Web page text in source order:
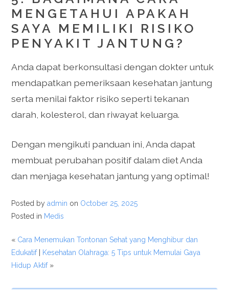
MENGETAHUI APAKAH
SAYA MEMILIKI RISIKO
PENYAKIT JANTUNG?
Anda dapat berkonsultasi dengan dokter untuk
mendapatkan pemeriksaan kesehatan jantung
serta menilai faktor risiko seperti tekanan
darah, kolesterol, dan riwayat keluarga.
Dengan mengikuti panduan ini, Anda dapat
membuat perubahan positif dalam diet Anda
dan menjaga kesehatan jantung yang optimal!
Posted byadmin on October 25, 2025
Posted in Medis
« Cara Menemukan Tontonan Sehat yang Menghibur dan
Edukatif|
Kesehatan Olahraga: 5 Tips untuk Memulai Gaya
Hidup Aktif»